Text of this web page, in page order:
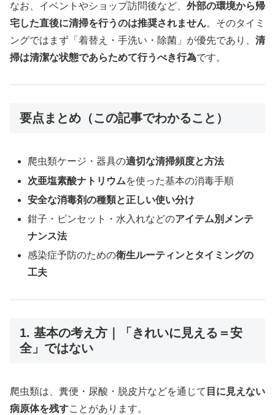
なお、イベントやショップ訪問後など、 外部の環境から帰
宅した直後に清掃を行うのは推奨されません。そのタイミ
ングではまず「着替え・手洗い・除菌」が優先であり、 清
掃は清潔な状態であらためて行うべき行為です。
要点まとめ（この記事でわかること）
爬虫類ケージ・器具の適切な清掃頻度と方法
次亜塩素酸ナトリウムを使った基本の消毒手順
安全な消毒剤の種類と正しい使い分け
鉗子・ピンセット・水入れなどのアイテム別メンテ
ナンス法
感染症予防のための衛生ルーティンとタイミングの
工夫
1. 基本の考え方｜「きれいに見える＝安
全」ではない
爬虫類は、糞便・尿酸・脱皮片などを通じて 目に見えない
病原体を残すことがあります。